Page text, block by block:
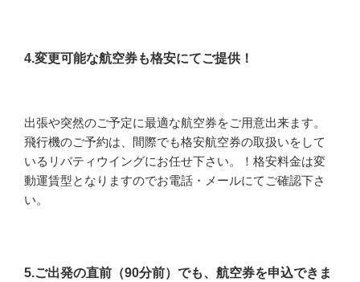
4.変更可能な航空券も格安にてご提供！
出張や突然のご予定に最適な航空券をご用意出来ます。
飛行機のご予約は、間際でも格安航空券の取扱いをして
いるリバティウイングにお任せ下さい。！格安料金は変
動運賃型となりますのでお電話・メールにてご確認下さ
い。
5.ご出発の直前（90分前）でも、航空券を申込できま